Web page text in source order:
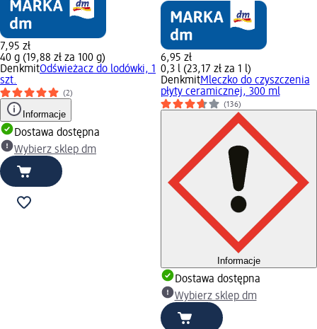
7,95 zł
40 g (19,88 zł za 100 g)
DenkmitOdświeżacz do lodówki, 1
szt.
(2)
Informacje
Dostawa dostępna
Wybierz sklep dm
6,95 zł
0,3 l (23,17 zł za 1 l)
DenkmitMleczko do czyszczenia
płyty ceramicznej, 300 ml
(136)
Informacje
Dostawa dostępna
Wybierz sklep dm